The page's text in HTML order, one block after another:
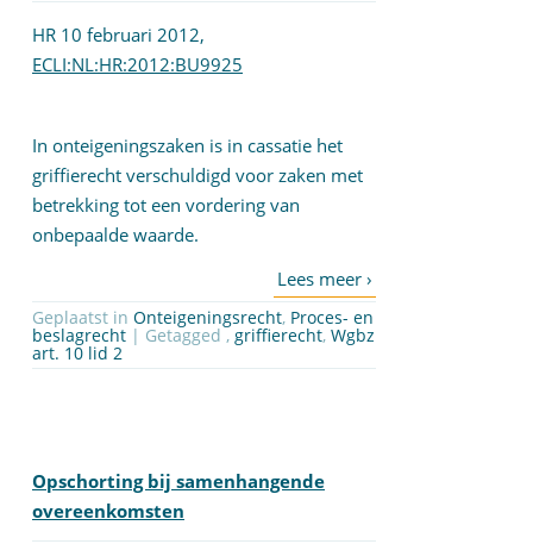
HR 10 februari 2012,
ECLI:NL:HR:2012:BU9925
In onteigeningszaken is in cassatie het
griffierecht verschuldigd voor zaken met
betrekking tot een vordering van
onbepaalde waarde.
Geplaatst in Onteigeningsrecht, Proces- en
beslagrecht | Getagged , griffierecht, Wgbz
art. 10 lid 2
Opschorting bij samenhangende
overeenkomsten